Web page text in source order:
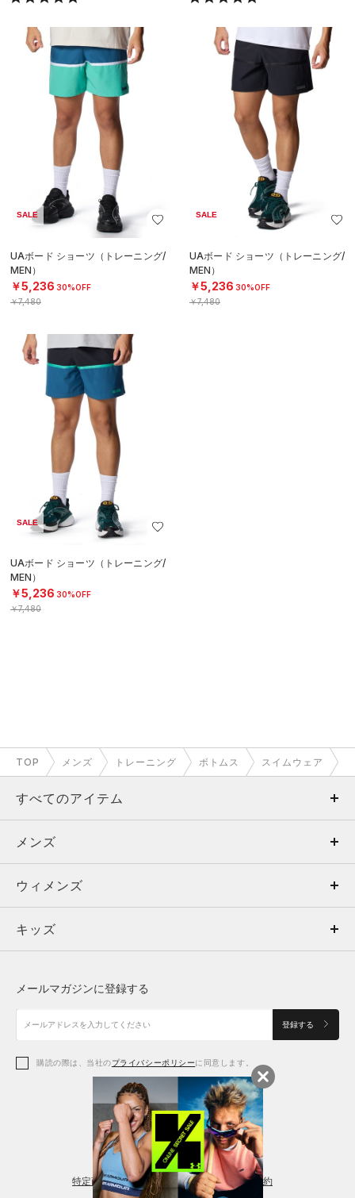
SALE
UAボード ショーツ（トレーニング/
MEN）
￥5,236 30%OFF
￥7,480
SALE
UAボード ショーツ（トレーニング/
MEN）
￥5,236 30%OFF
￥7,480
SALE
UAボード ショーツ（トレーニング/
MEN）
￥5,236 30%OFF
￥7,480
TOP メンズ トレーニング ボトムス スイムウェア
すべてのアイテム
メンズ
ウィメンズ
キッズ
アクセサリー
メンズ
トップス
ボトムス
アクセサリー
ウィメンズ
トップス
シューズ
アクセサリー
レギンス＆タイツ
キッズ
シューズ
メールマガジンに登録する
登録する
購読の際は、当社のプライバシーポリシーに同意します。
特定商取引法に基づく通販の表記 会員規約